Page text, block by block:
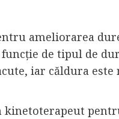
ameliorarea
de tipul de
iar căldura
kinetoterapeut